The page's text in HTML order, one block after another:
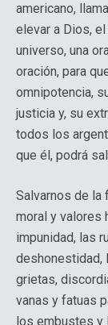
americano,
elevar a Dios,
universo, una
oración, para
omnipotencia,
justicia y, su
todos los
que él, podrá
Salvarnos de la
moral y valores
impunidad, las
deshonestidad,
grietas,
vanas y fatuas
los embustes y